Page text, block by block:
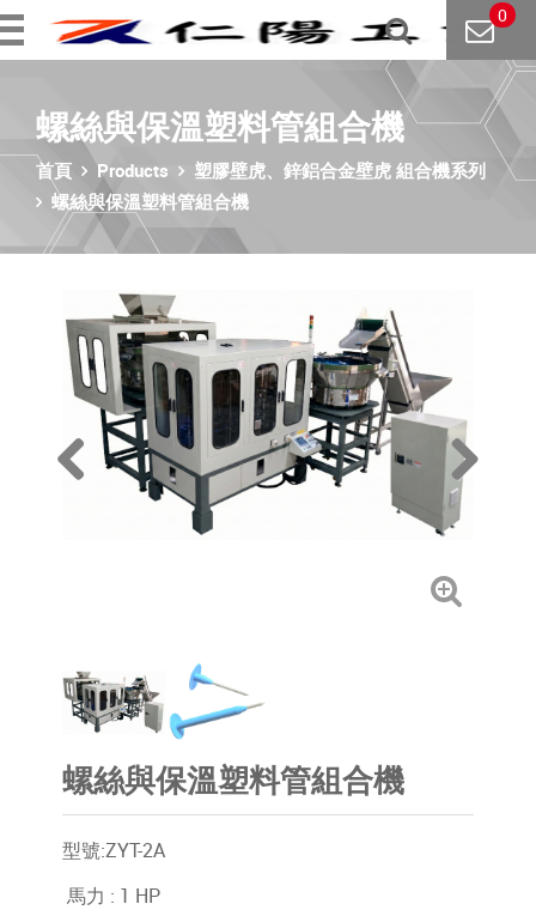
0
螺絲與保溫塑料管組合機
首頁 Products
塑膠壁虎、鋅鋁合金壁虎 組合機系列
螺絲與保溫塑料管組合機
螺絲與保溫塑料管組合機
型號:ZYT-2A
馬力 : 1 HP